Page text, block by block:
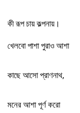
কী রূপ চায় কল্পনায়।
খেলবো পাশা পুরাও আশা
কাছে আসো প্রাণনাথ,
মনের আশা পূর্ণ করো